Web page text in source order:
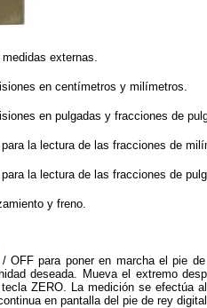
externas.
en centímetros y milímetros.
en pulgadas y fracciones de
la lectura de las fracciones de
la lectura de las fracciones de
y freno.
OFF para poner en marcha el pie
deseada. Mueva el extremo
ZERO. La medición se efectúa
en pantalla del pie de rey